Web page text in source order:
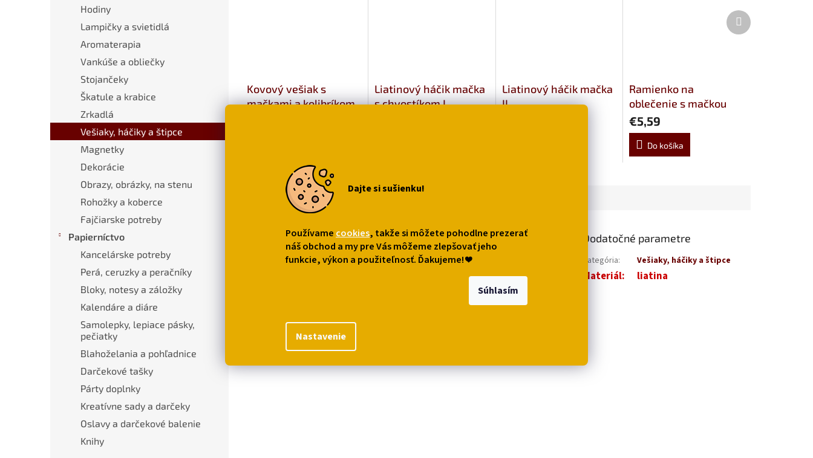
Dajte si sušienku!
Používame cookies, takže si môžete pohodlne prezerať
náš obchod a my pre Vás môžeme zlepšovať jeho
funkcie, výkon a použiteľnosť. Ďakujeme!❤
Nastavenie
Súhlasím
Hodiny
Lampičky a svietidlá
Aromaterapia
Vankúše a obliečky
Stojančeky
Škatule a krabice
Zrkadlá
Vešiaky, háčiky a štipce
Magnetky
Dekorácie
Obrazy, obrázky, na stenu
Rohožky a koberce
Fajčiarske potreby
Papierníctvo
Kancelárske potreby
Perá, ceruzky a peračníky
Bloky, notesy a záložky
Kalendáre a diáre
Samolepky, lepiace pásky,
pečiatky
Blahoželania a pohľadnice
Darčekové tašky
Párty doplnky
Kreatívne sady a darčeky
Oslavy a darčekové balenie
Knihy
Kovový vešiak s
mačkami a kolibríkom
Liatinový háčik mačka
s chvostíkom I
Liatinový háčik mačka
II
Ramienko na
oblečenie s mačkou
Cookie
€5,59
Do košíka
Ďalší
produkt
Podobné (4)
Podrobný popis
Liatinový mačací vešiak so 4 háčikmi a 4 mačkami je ideálny na kľúče alebo na
Dodatočné parametre
Kategória: Vešiaky, háčiky a štipce
Materiál: liatina